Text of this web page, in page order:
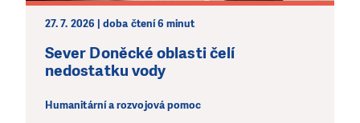
27. 7. 2026 | doba čtení 6 minut
Sever Doněcké oblasti čelí
nedostatku vody
Humanitární a rozvojová pomoc